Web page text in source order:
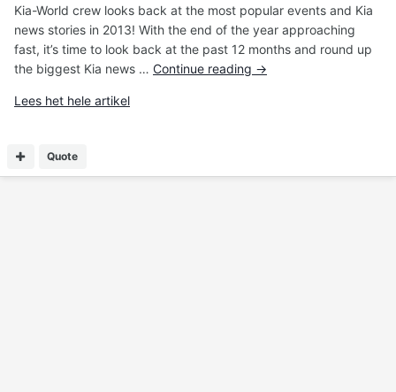
Kia-World crew looks back at the most popular events and Kia
news stories in 2013! With the end of the year approaching
fast, it’s time to look back at the past 12 months and round up
the biggest Kia news … Continue reading →
Lees het hele artikel
Quote